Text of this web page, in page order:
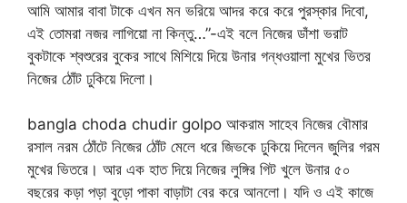
আমি আমার বাবা টাকে এখন মন ভরিয়ে আদর করে করে পুরস্কার দিবো,
এই তোমরা নজর লাগিয়ো না কিন্তু…”-এই বলে নিজের ডাঁশা ভরাট
বুকটাকে শ্বশুরের বুকের সাথে মিশিয়ে দিয়ে উনার গন্ধওয়ালা মুখের ভিতর
নিজের ঠোঁট ঢুকিয়ে দিলো।
bangla choda chudir golpo আকরাম সাহেব নিজের বৌমার
রসাল নরম ঠোঁটে নিজের ঠোঁট মেলে ধরে জিভকে ঢুকিয়ে দিলেন জুলির গরম
মুখের ভিতরে। আর এক হাত দিয়ে নিজের লুঙ্গির গিট খুলে উনার ৫০
বছরের কড়া পড়া বুড়ো পাকা বাড়াটা বের করে আনলো। যদি ও এই কাজে